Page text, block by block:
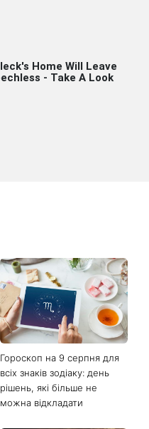
Гороскоп на 9 серпня для
всіх знаків зодіаку: день
рішень, які більше не
можна відкладати